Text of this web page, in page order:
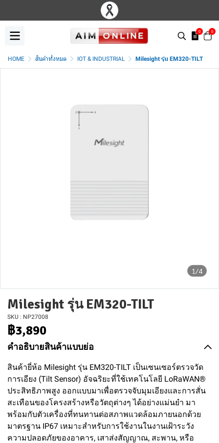
0 0
HOME สินค้าทั้งหมด IOT & INDUSTRIAL Milesight รุ่น EM320-TILT
1/4
Milesight รุ่น EM320-TILT
SKU : NP27008
฿3,890
คำอธิบายสินค้าแบบย่อ
สินค้ายี่ห้อ Milesight รุ่น EM320-TILT เป็นเซนเซอร์ตรวจวัด
การเอียง (Tilt Sensor) อัจฉริยะที่ใช้เทคโนโลยี LoRaWAN®
ประสิทธิภาพสูง ออกแบบมาเพื่อตรวจจับมุมเอียงและการสั่น
สะเทือนของโครงสร้างหรือวัตถุต่างๆ ได้อย่างแม่นยำ มา
พร้อมกับตัวเครื่องที่ทนทานต่อสภาพแวดล้อมภายนอกด้วย
มาตรฐาน IP67 เหมาะสำหรับการใช้งานในงานเฝ้าระวัง
ความปลอดภัยของอาคาร, เสาส่งสัญญาณ, สะพาน, หรือ